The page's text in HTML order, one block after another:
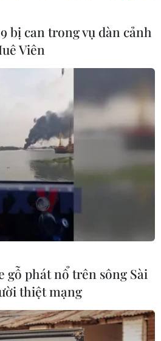
bị can trong vụ dàn cảnh
Viên
gỗ phát nổ trên sông Sài
thiệt mạng